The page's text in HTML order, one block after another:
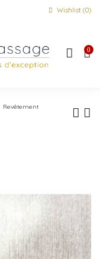
Wishlist (0)
0
Revêtement